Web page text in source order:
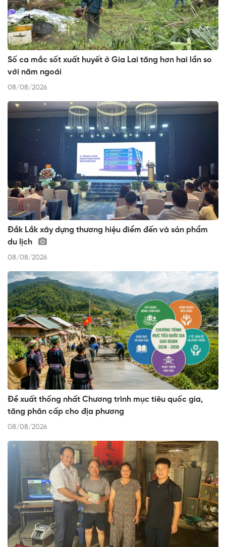
Số ca mắc sốt xuất huyết ở Gia Lai tăng hơn hai lần so
với năm ngoái
08/08/2026
Đắk Lắk xây dựng thương hiệu điểm đến và sản phẩm
du lịch
08/08/2026
Đề xuất thống nhất Chương trình mục tiêu quốc gia,
tăng phân cấp cho địa phương
08/08/2026